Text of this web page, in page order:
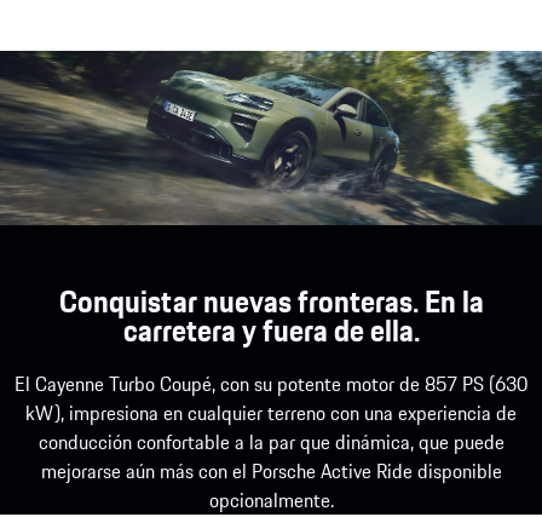
Conquistar nuevas fronteras. En la
carretera y fuera de ella.
El Cayenne Turbo Coupé, con su potente motor de 857 PS (630
kW), impresiona en cualquier terreno con una experiencia de
conducción confortable a la par que dinámica, que puede
mejorarse aún más con el Porsche Active Ride disponible
opcionalmente.